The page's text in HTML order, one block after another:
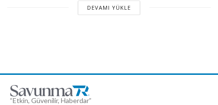
DEVAMI YÜKLE
“Etkin, Güvenilir, Haberdar”